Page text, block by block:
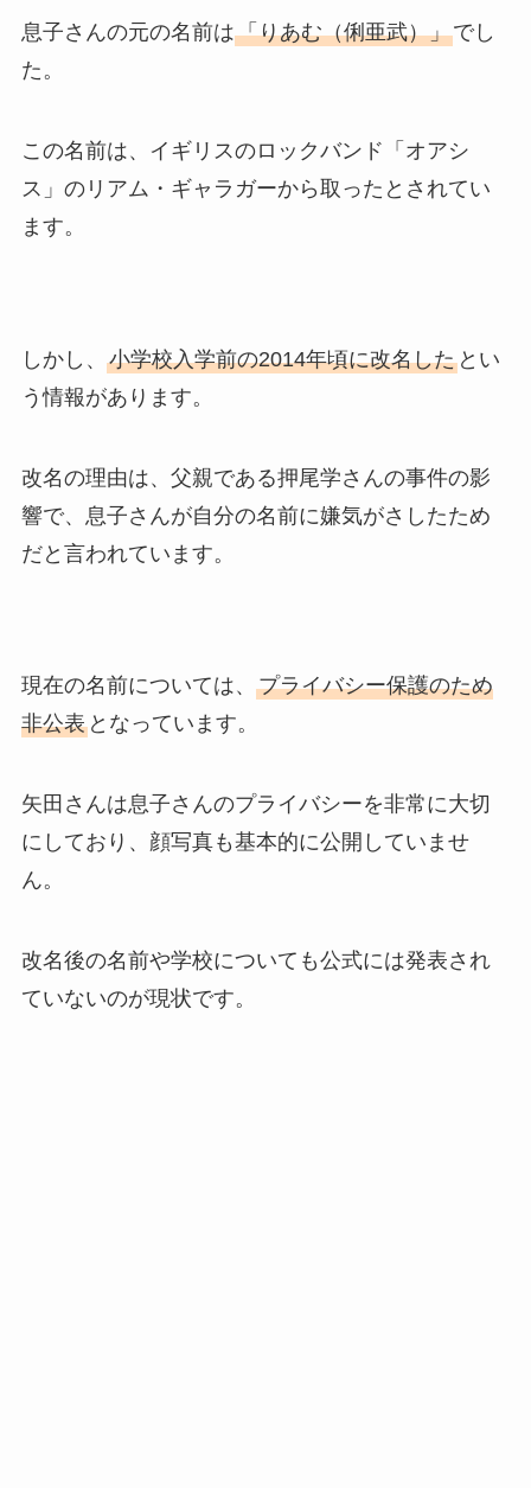
息子さんの元の名前は「りあむ（俐亜武）」でし
た。
この名前は、イギリスのロックバンド「オアシ
ス」のリアム・ギャラガーから取ったとされてい
ます。
しかし、 小学校入学前の2014年頃に改名したとい
う情報があります。
改名の理由は、父親である押尾学さんの事件の影
響で、息子さんが自分の名前に嫌気がさしたため
だと言われています。
現在の名前については、 プライバシー保護のため
非公表となっています。
矢田さんは息子さんのプライバシーを非常に大切
にしており、顔写真も基本的に公開していませ
ん。
改名後の名前や学校についても公式には発表され
ていないのが現状です。